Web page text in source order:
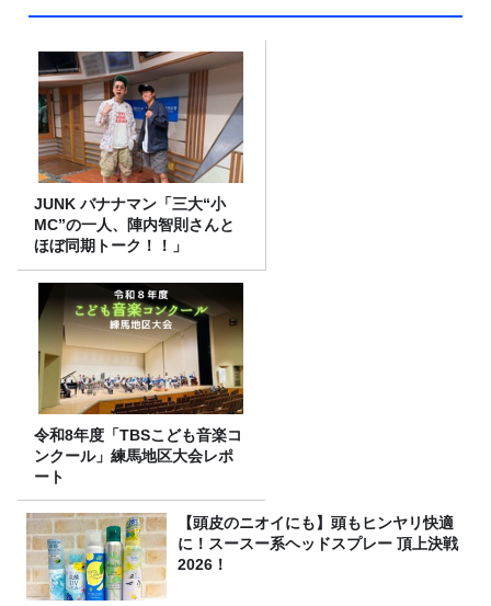
JUNK バナナマン「三大“小
MC”の一人、陣内智則さんと
ほぼ同期トーク！！」
令和8年度「TBSこども音楽コ
ンクール」練馬地区大会レポ
ート
【頭皮のニオイにも】頭もヒンヤリ快適
に！スースー系ヘッドスプレー 頂上決戦
2026！